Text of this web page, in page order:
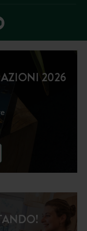
2026